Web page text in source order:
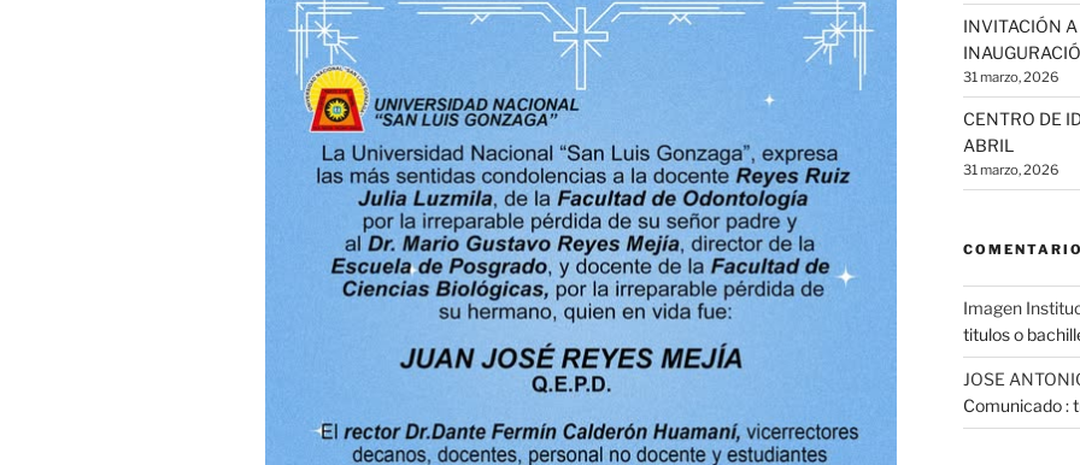
INVITACIÓN
31 marzo, 2026
CENTRO DE
ABRIL
31 marzo, 2026
Imagen
titulos o
JOSE
Comunicado :